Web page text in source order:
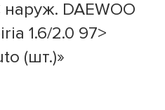
DAEWOO
1.6/2.0 97>
(шт.)»